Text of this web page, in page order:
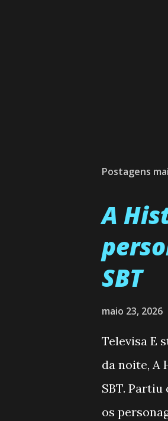
Postagens
A
SBT
maio 23, 2026
Televisa E
da noite, A
SBT.
os